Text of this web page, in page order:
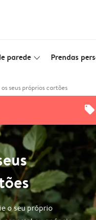
parede slim_arrow_down Prendas
seus próprios cartões
offers
o seu próprio